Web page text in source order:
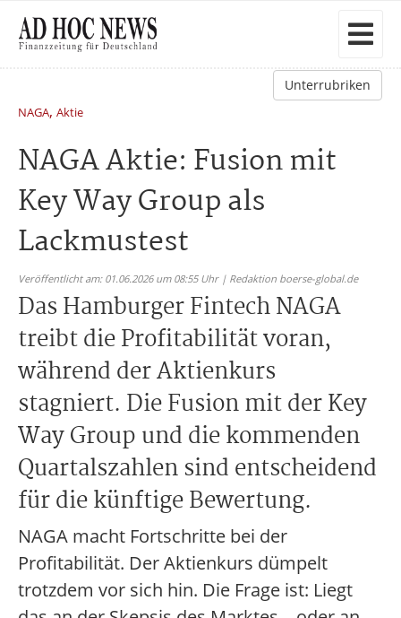
Unterrubriken
NAGA, Aktie
NAGA Aktie: Fusion mit
Key Way Group als
Lackmustest
Veröffentlicht am: 01.06.2026 um 08:55 Uhr | Redaktion boerse-global.de
Das Hamburger Fintech NAGA
treibt die Profitabilität voran,
während der Aktienkurs
stagniert. Die Fusion mit der Key
Way Group und die kommenden
Quartalszahlen sind entscheidend
für die künftige Bewertung.
NAGA macht Fortschritte bei der
Profitabilität. Der Aktienkurs dümpelt
trotzdem vor sich hin. Die Frage ist: Liegt